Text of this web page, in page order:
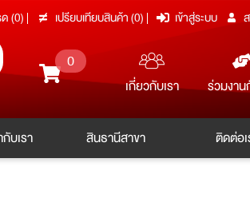
(0) | เปรียบเทียบสินค้า (0) | เข้าสู่ระบบ
0
เกี่ยวกับเรา ร่วมงาน
บเรา สินธานีสาขา ติดต่อ